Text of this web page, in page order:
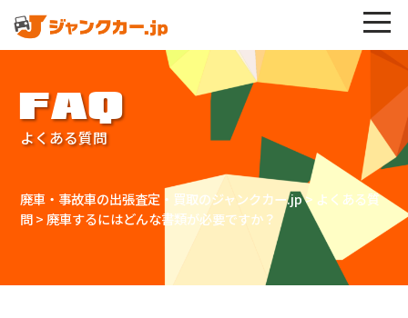
FAQ
よくある質問
廃車・事故車の出張査定・買取のジャンクカー.jp> よくある質
問>廃車するにはどんな書類が必要ですか？